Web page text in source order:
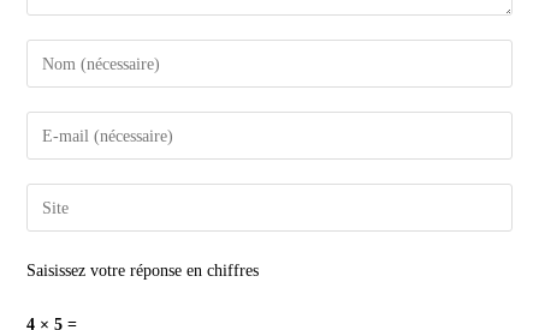
Saisissez votre réponse en chiffres
4 × 5 =